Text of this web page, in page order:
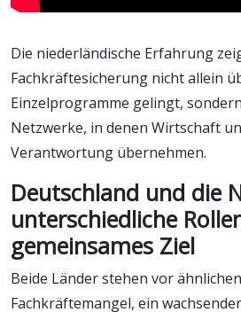
Die niederländische Erfahrung
Fachkräftesicherung nicht allein
Einzelprogramme gelingt,
Netzwerke, in denen Wirtschaft
Verantwortung übernehmen.
Deutschland und die
unterschiedliche
gemeinsames Ziel
Beide Länder stehen vor
Fachkräftemangel, ein